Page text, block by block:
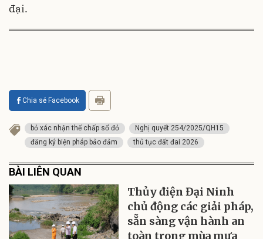
đại.
Chia sẻ Facebook
bỏ xác nhận thế chấp sổ đỏ
Nghị quyết 254/2025/QH15
đăng ký biện pháp bảo đảm
thủ tục đất đai 2026
BÀI LIÊN QUAN
Thủy điện Đại Ninh
chủ động các giải pháp,
sẵn sàng vận hành an
toàn trong mùa mưa